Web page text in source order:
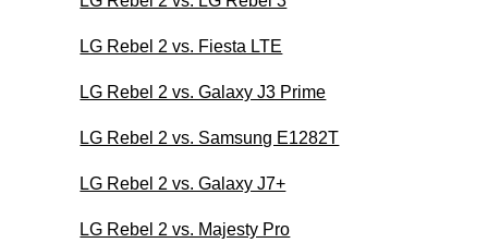
LG Rebel 2 vs. Fiesta LTE
LG Rebel 2 vs. Galaxy J3 Prime
LG Rebel 2 vs. Samsung E1282T
LG Rebel 2 vs. Galaxy J7+
LG Rebel 2 vs. Majesty Pro